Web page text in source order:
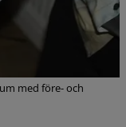
med före- och